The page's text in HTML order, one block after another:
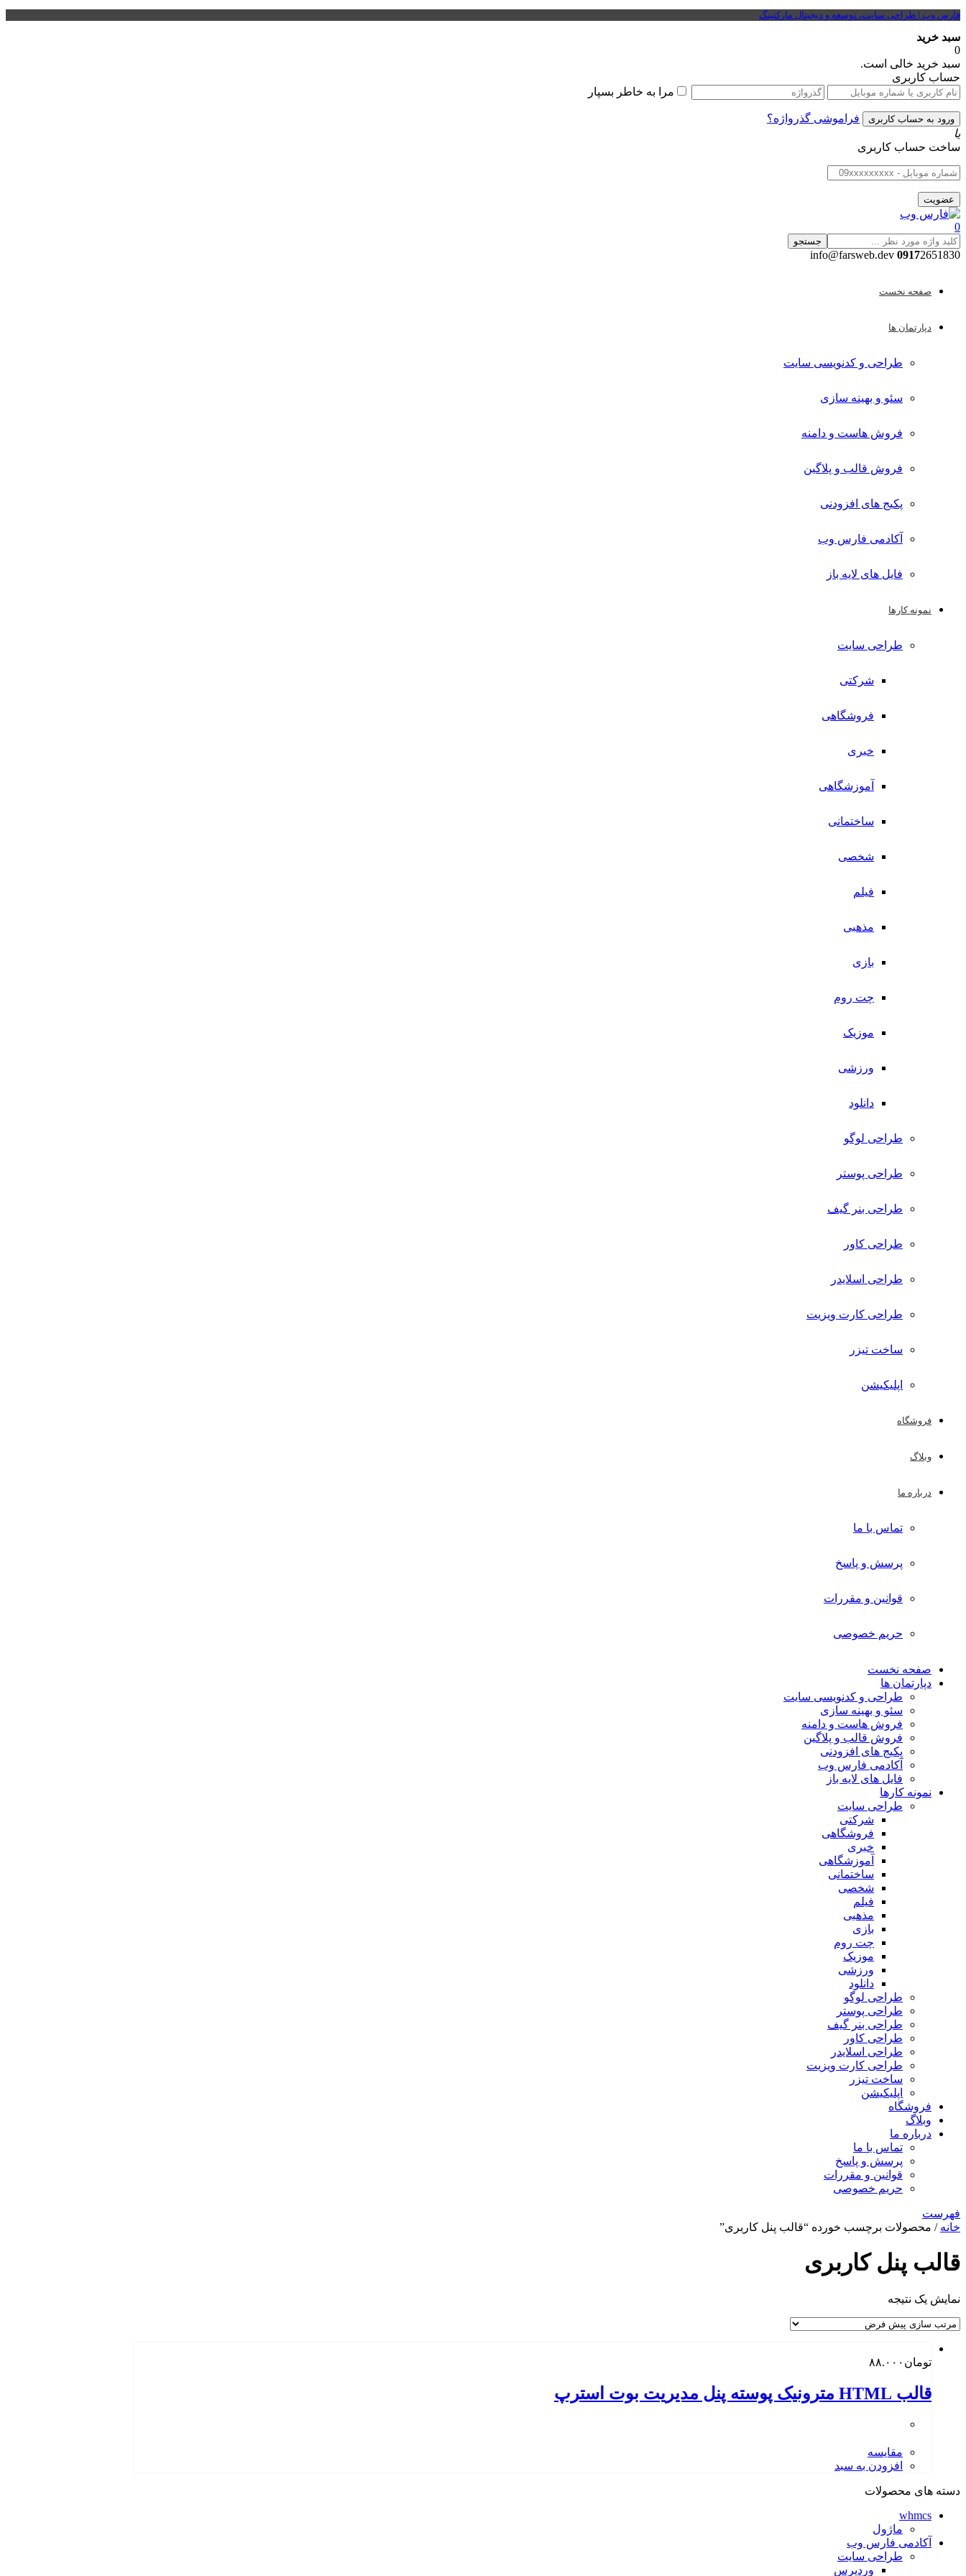
فارس وب | طراحی سایت، توسعه و دیجیتال مارکتینگ
سبد خرید
0
سبد خرید خالی است.
حساب کاربری
مرا به خاطر بسپار
فراموشی گذرواژه؟
یا
ساخت حساب کاربری
0
جستجو
09172651830 info@farsweb.dev
صفحه نخست
دپارتمان ها
طراحی و کدنویسی سایت
سئو و بهینه سازی
فروش هاست و دامنه
فروش قالب و پلاگین
پکیج های افزودنی
آکادمی فارس وب
فایل های لایه باز
نمونه کارها
طراحی سایت
شرکتی
فروشگاهی
خبری
آموزشگاهی
ساختمانی
شخصی
فیلم
مذهبی
بازی
چت روم
موزیک
ورزشی
دانلود
طراحی لوگو
طراحی پوستر
طراحی بنر گیف
طراحی کاور
طراحی اسلایدر
طراحی کارت ویزیت
ساخت تیزر
اپلیکیشن
فروشگاه
وبلاگ
درباره ما
تماس با ما
پرسش و پاسخ
قوانین و مقررات
حریم خصوصی
صفحه نخست
دپارتمان ها
طراحی و کدنویسی سایت
سئو و بهینه سازی
فروش هاست و دامنه
فروش قالب و پلاگین
پکیج های افزودنی
آکادمی فارس وب
فایل های لایه باز
نمونه کارها
طراحی سایت
شرکتی
فروشگاهی
خبری
آموزشگاهی
ساختمانی
شخصی
فیلم
مذهبی
بازی
چت روم
موزیک
ورزشی
دانلود
طراحی لوگو
طراحی پوستر
طراحی بنر گیف
طراحی کاور
طراحی اسلایدر
طراحی کارت ویزیت
ساخت تیزر
اپلیکیشن
فروشگاه
وبلاگ
درباره ما
تماس با ما
پرسش و پاسخ
قوانین و مقررات
حریم خصوصی
فهرست
خانه / محصولات برچسب خورده “قالب پنل کاربری”
قالب پنل کاربری
نمایش یک نتیجه
تومان ۸۸.۰۰۰
قالب HTML مترونیک پوسته پنل مدیریت بوت استرپ
مقایسه
افزودن به سبد
دسته های محصولات
whmcs
ماژول
آکادمی فارس وب
طراحی سایت
وردپرس